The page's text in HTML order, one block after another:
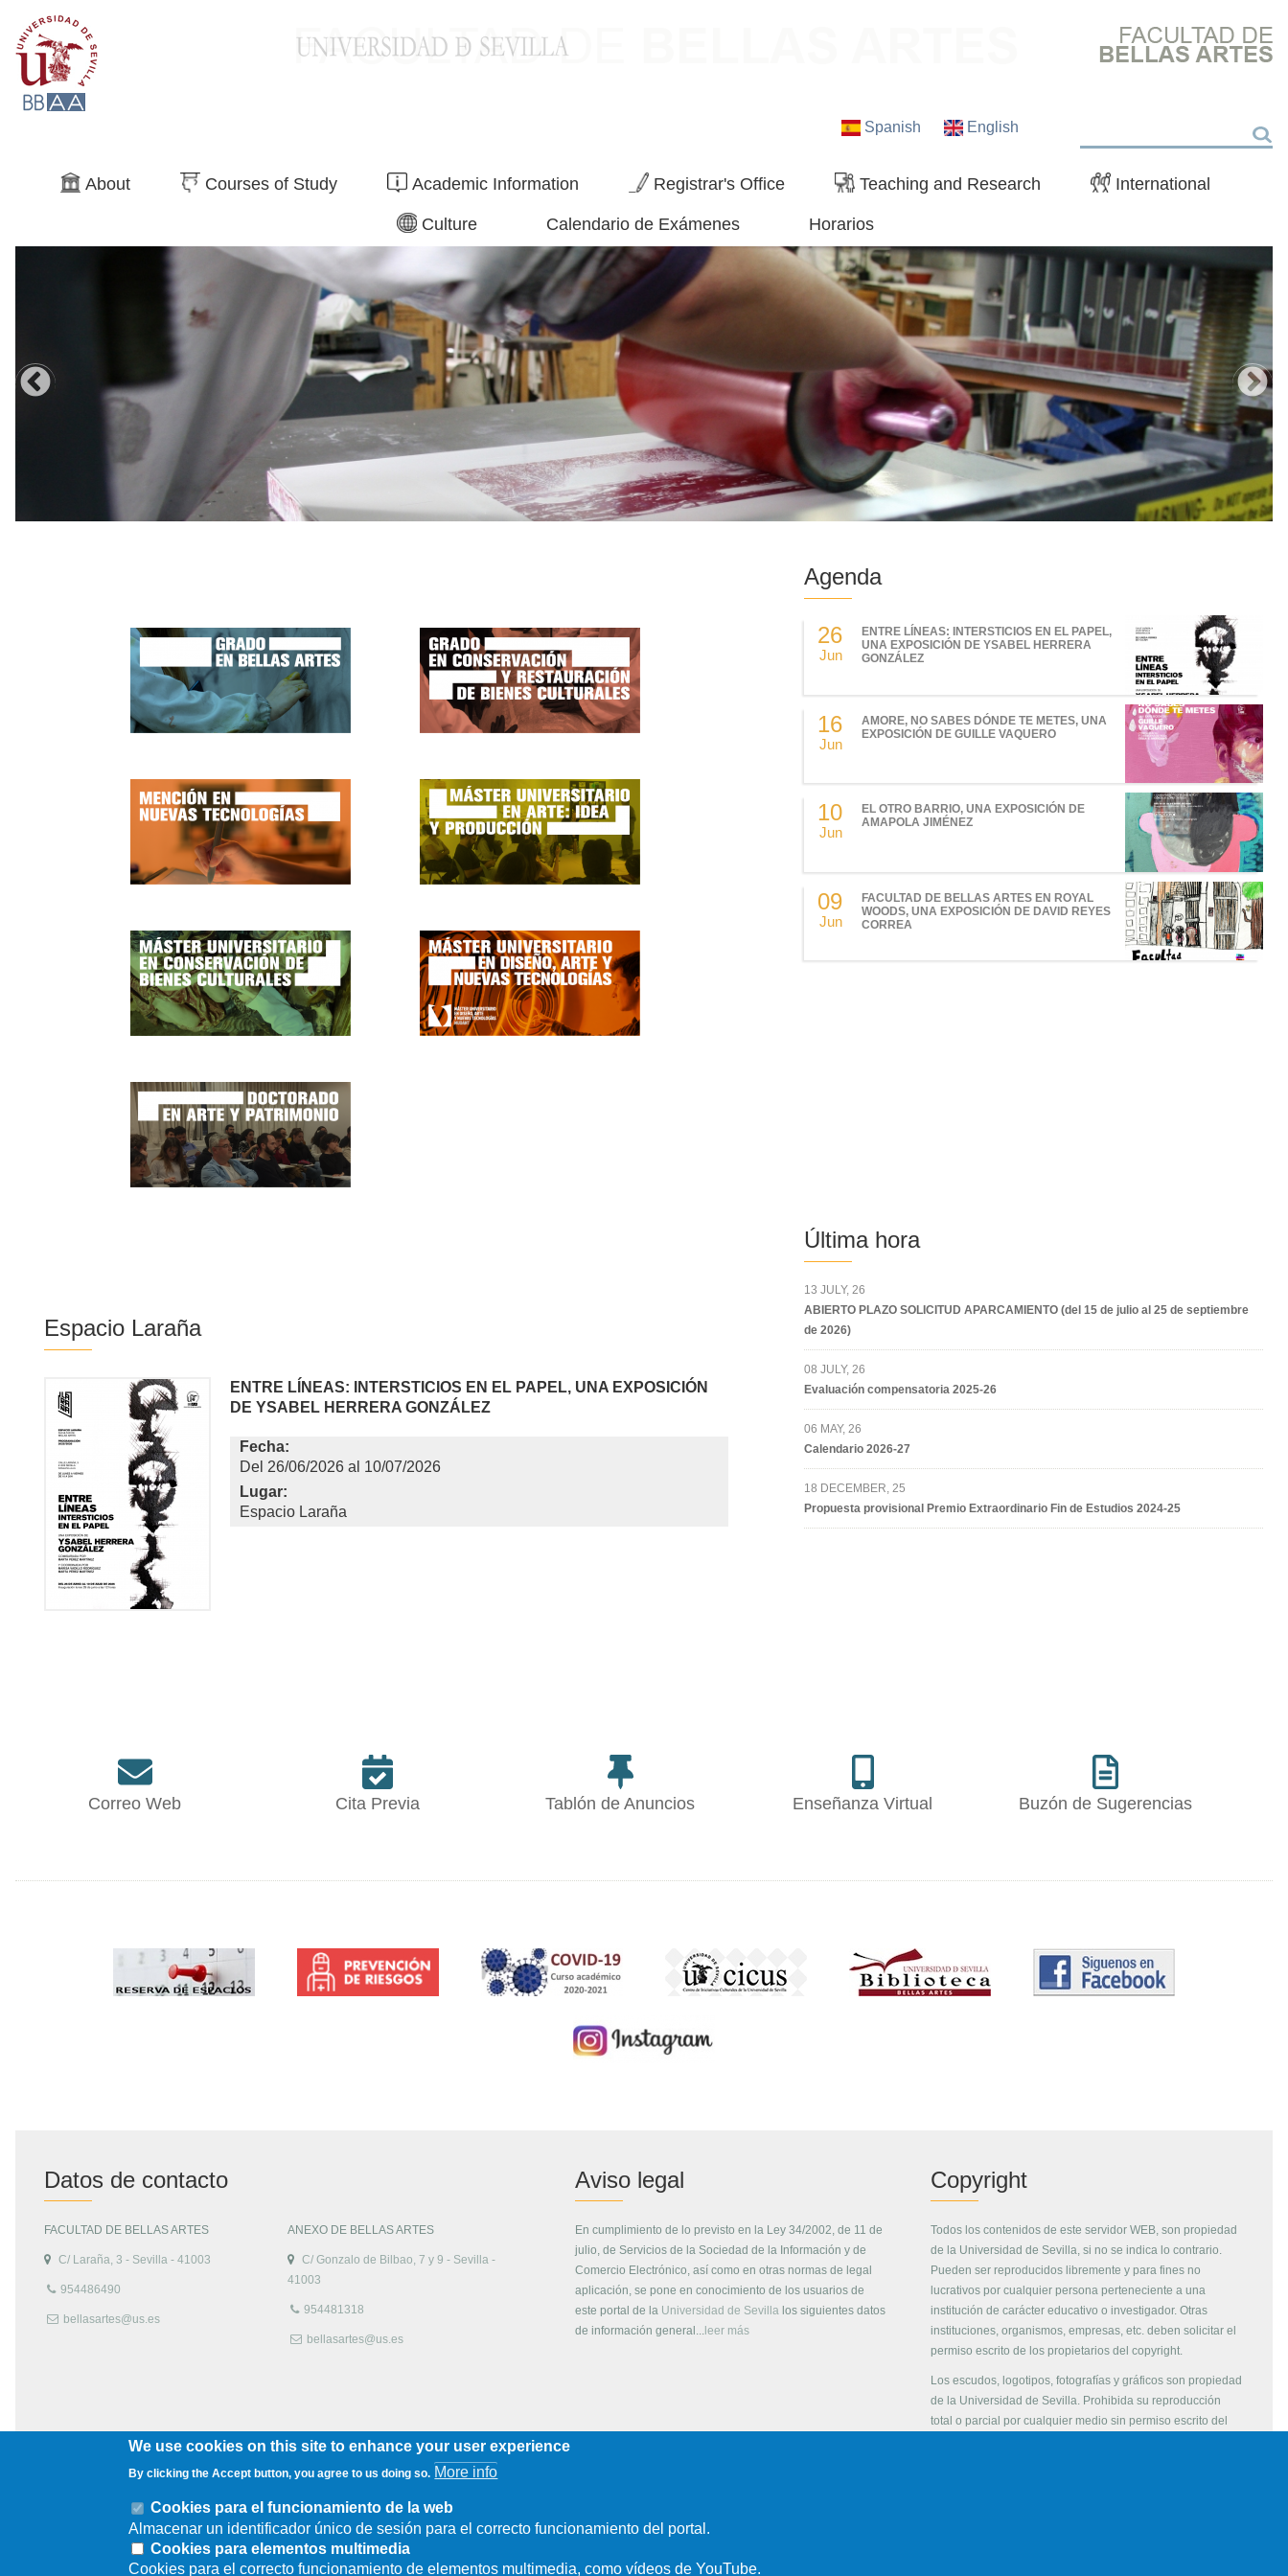
Spanish English
SearchAbout Courses of Study Academic Information Registrar's Office Teaching and Research
International
Culture
Calendario de Exámenes Horarios
Agenda
26
Jun
ENTRE LÍNEAS: INTERSTICIOS EN EL PAPEL,
UNA EXPOSICIÓN DE YSABEL HERRERA
GONZÁLEZ
16
Jun
AMORE, NO SABES DÓNDE TE METES, UNA
EXPOSICIÓN DE GUILLE VAQUERO
10
Jun
EL OTRO BARRIO, UNA EXPOSICIÓN DE
AMAPOLA JIMÉNEZ
09
Jun
FACULTAD DE BELLAS ARTES EN ROYAL
WOODS, UNA EXPOSICIÓN DE DAVID REYES
CORREA
Espacio Laraña
ENTRE LÍNEAS: INTERSTICIOS EN EL PAPEL, UNA EXPOSICIÓN
DE YSABEL HERRERA GONZÁLEZ
Fecha:
26/06/2026 al 10/07/2026
Lugar:
Espacio Laraña
Última hora
13 JULY, 26
ABIERTO PLAZO SOLICITUD APARCAMIENTO (del 15 de julio al 25 de septiembre
de 2026)
08 JULY, 26
Evaluación compensatoria 2025-26
06 MAY, 26
Calendario 2026-27
18 DECEMBER, 25
Propuesta provisional Premio Extraordinario Fin de Estudios 2024-25
Correo Web Cita Previa Tablón de Anuncios Enseñanza Virtual Buzón de Sugerencias
Datos de contacto
FACULTAD DE BELLAS ARTES
C/ Laraña, 3 - Sevilla - 41003
954486490
bellasartes@us.es
ANEXO DE BELLAS ARTES
C/ Gonzalo de Bilbao, 7 y 9 - Sevilla -
41003
954481318
bellasartes@us.es
Aviso legal
En cumplimiento de lo previsto en la Ley 34/2002, de 11 de
julio, de Servicios de la Sociedad de la Información y de
Comercio Electrónico, así como en otras normas de legal
aplicación, se pone en conocimiento de los usuarios de
este portal de la Universidad de Sevilla los siguientes datos
de información general... leer más
Copyright
Todos los contenidos de este servidor WEB, son propiedad
de la Universidad de Sevilla, si no se indica lo contrario.
Pueden ser reproducidos libremente y para fines no
lucrativos por cualquier persona perteneciente a una
institución de carácter educativo o investigador. Otras
instituciones, organismos, empresas, etc. deben solicitar el
permiso escrito de los propietarios del copyright.
Los escudos, logotipos, fotografías y gráficos son propiedad
de la Universidad de Sevilla. Prohibida su reproducción
total o parcial por cualquier medio sin permiso escrito del
We use cookies on this site to enhance your user experience
By clicking the Accept button, you agree to us doing so. More info
Cookies para el funcionamiento de la web
Almacenar un identificador único de sesión para el correcto funcionamiento del portal.
Cookies para elementos multimedia
Cookies para el correcto funcionamiento de elementos multimedia, como vídeos de YouTube.